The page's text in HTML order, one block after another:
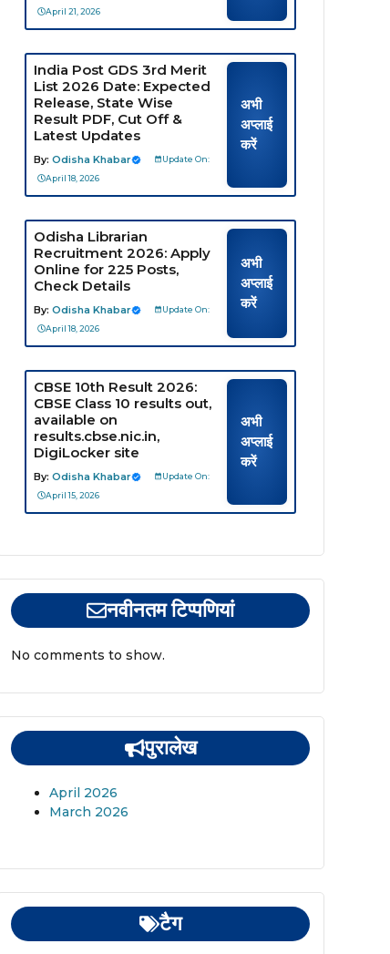
April 21, 2026
India Post GDS 3rd Merit
List 2026 Date: Expected
Release, State Wise
Result PDF, Cut Off &
Latest Updates
By: Odisha Khabar
Update On:
April 18, 2026
अभी
अप्लाई
करें
Odisha Librarian
Recruitment 2026: Apply
Online for 225 Posts,
Check Details
By: Odisha Khabar
Update On:
April 18, 2026
अभी
अप्लाई
करें
CBSE 10th Result 2026:
CBSE Class 10 results out,
available on
results.cbse.nic.in,
DigiLocker site
By: Odisha Khabar
Update On:
April 15, 2026
अभी
अप्लाई
करें
नवीनतम टिप्पणियां
No comments to show.
पुरालेख
April 2026
March 2026
टैग